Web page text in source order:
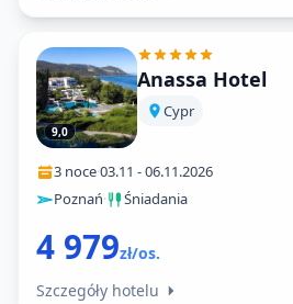
9,0
Anassa Hotel
Cypr
3 noce·03.11 -06.11.2026
Poznań· Śniadania
4 979zł/os.
Szczegóły hotelu